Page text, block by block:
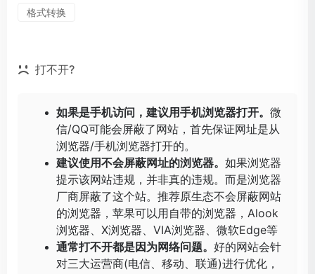
格式转换
打不开?
如果是手机访问，建议用手机浏览器打开。 微
信/QQ可能会屏蔽了网站，首先保证网址是从
浏览器/手机浏览器打开的。
建议使用不会屏蔽网址的浏览器。 如果浏览器
提示该网站违规，并非真的违规。而是浏览器
厂商屏蔽了这个站。推荐原生态不会屏蔽网站
的浏览器，苹果可以用自带的浏览器， Alook
浏览器
X浏览器 VIA浏览器 微软Edge等
通常打不开都是因为网络问题。 好的网站会针
对三大运营商(电信、移动、联通)进行优化，